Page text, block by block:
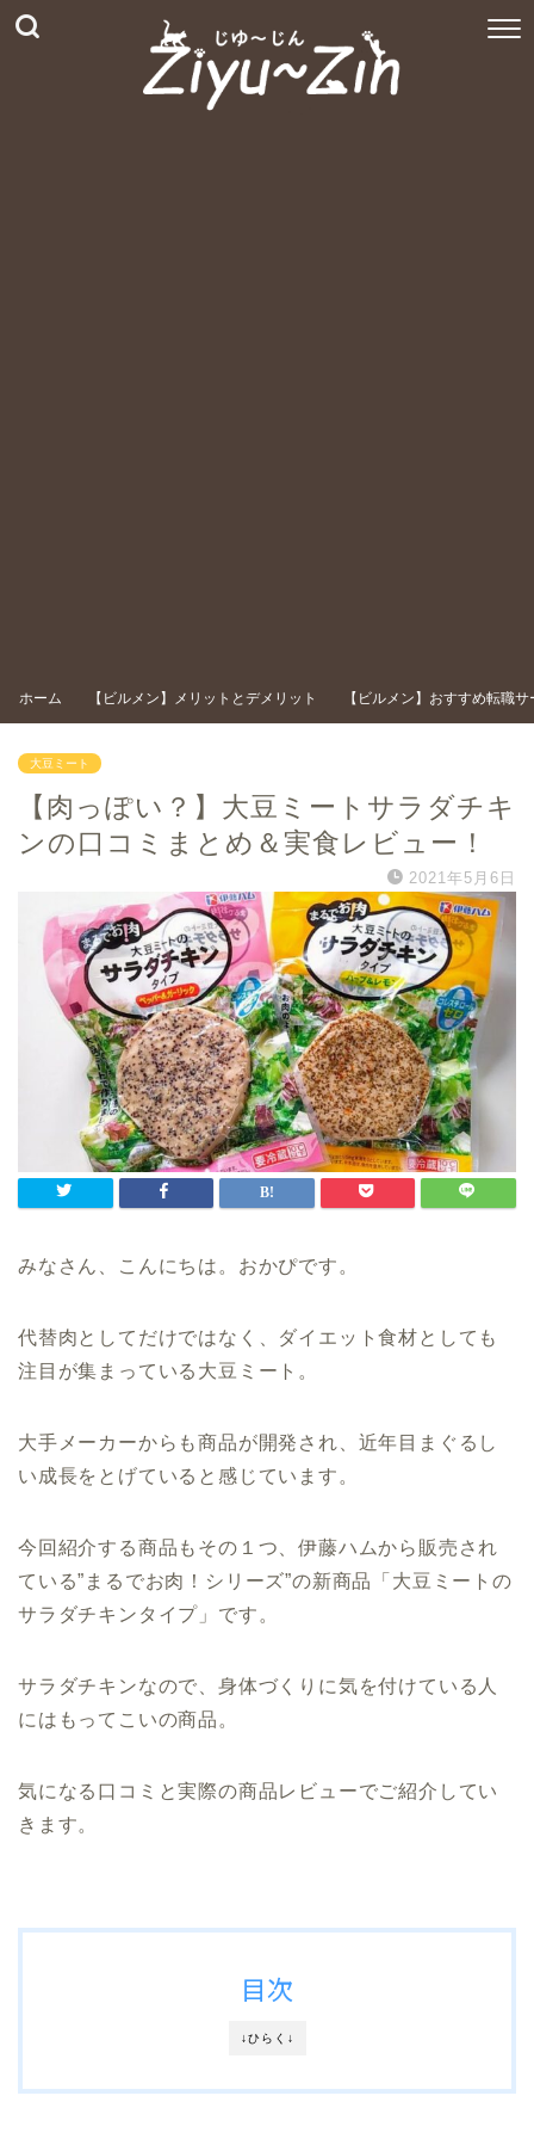
ホーム 【ビルメン】メリットとデメリット 【ビルメン】おすすめ転職サ
大豆ミート
【肉っぽい？】大豆ミートサラダチキ
ンの口コミまとめ＆実食レビュー！
2021年5月6日
みなさん、こんにちは。おかぴです。
代替肉としてだけではなく、ダイエット食材としても
注目が集まっている大豆ミート。
大手メーカーからも商品が開発され、近年目まぐるし
い成長をとげていると感じています。
今回紹介する商品もその１つ、伊藤ハムから販売され
ている”まるでお肉！シリーズ”の新商品「大豆ミートの
サラダチキンタイプ」です。
サラダチキンなので、身体づくりに気を付けている人
にはもってこいの商品。
気になる口コミと実際の商品レビューでご紹介してい
きます。
↓ひらく↓
目次